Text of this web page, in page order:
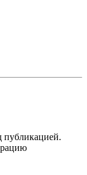
публикацией.